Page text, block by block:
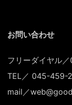
お問い合わせ
フリーダイヤル
TEL／ 045-459-
mail／